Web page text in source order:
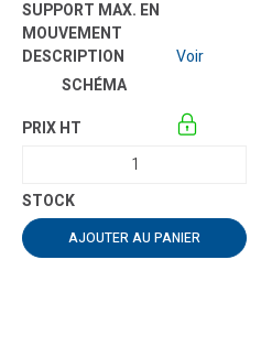
Voir
AJOUTER AU PANIER